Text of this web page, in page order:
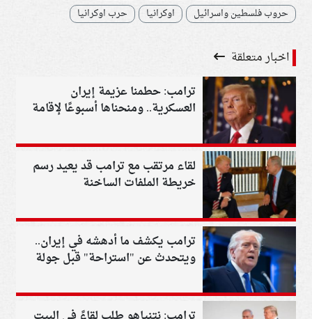
حروب فلسطين واسرائيل
اوكرانيا حرب اوكرانيا
اخبار متعلقة
ترامب: حطمنا عزيمة إيران
العسكرية.. ومنحناها أسبوعًا لإقامة
لقاء مرتقب مع ترامب قد يعيد رسم
خريطة الملفات الساخنة
ترامب يكشف ما أدهشه في إيران..
ويتحدث عن "استراحة" قبل جولة